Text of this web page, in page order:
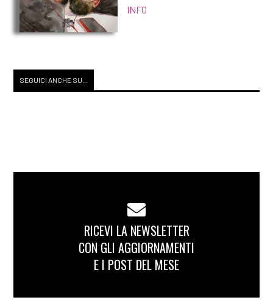
INFO
SEGUICI ANCHE SU...
RICEVI LA NEWSLETTER
CON GLI AGGIORNAMENTI
E I POST DEL MESE